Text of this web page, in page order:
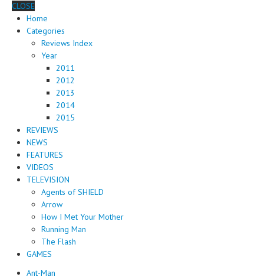
CLOSE
Home
Categories
Reviews Index
Year
2011
2012
2013
2014
2015
REVIEWS
NEWS
FEATURES
VIDEOS
TELEVISION
Agents of SHIELD
Arrow
How I Met Your Mother
Running Man
The Flash
GAMES
Ant-Man